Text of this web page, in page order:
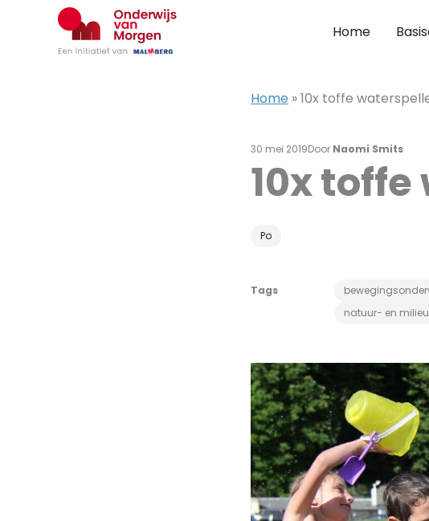
Home
Home »10x toffe
30 mei 2019Door Naomi Smits
Po
Tags
natuur- en milieu
10x